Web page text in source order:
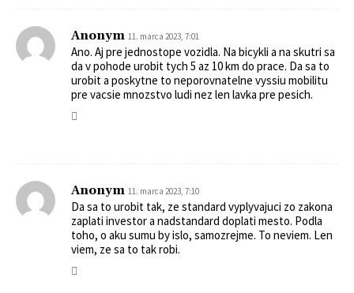
Anonym 11. marca 2023, 7:01
Ano. Aj pre jednostope vozidla. Na bicykli a na skutri sa
da v pohode urobit tych 5 az 10 km do prace. Da sa to
urobit a poskytne to neporovnatelne vyssiu mobilitu
pre vacsie mnozstvo ludi nez len lavka pre pesich.
Anonym 11. marca 2023, 7:10
Da sa to urobit tak, ze standard vyplyvajuci zo zakona
zaplati investor a nadstandard doplati mesto. Podla
toho, o aku sumu by islo, samozrejme. To neviem. Len
viem, ze sa to tak robi.